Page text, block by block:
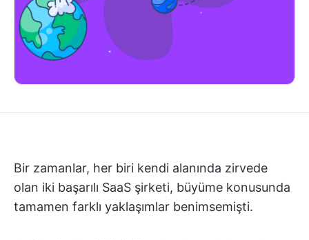
Bir zamanlar, her biri kendi alanında zirvede
olan iki başarılı SaaS şirketi, büyüme konusunda
tamamen farklı yaklaşımlar benimsemişti.